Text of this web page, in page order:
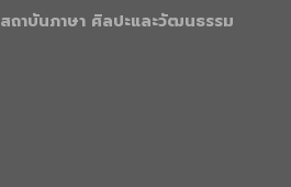
สถาบันภาษา ศิลปะและวัฒนธรรม